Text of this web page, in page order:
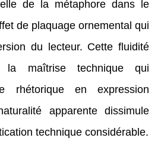
de la métaphore dans le
de plaquage ornemental qui
du lecteur. Cette fluidité
la maîtrise technique qui
rhétorique en expression
apparente dissimule
technique considérable.